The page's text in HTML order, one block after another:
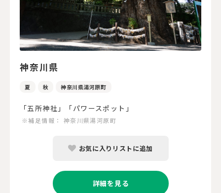
神奈川県
夏 秋 神奈川県湯河原町
「五所神社」「パワースポット」
※補足情報： 神奈川県湯河原町
お気に入りリストに追加
詳細を見る